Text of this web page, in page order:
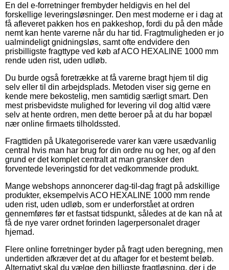
En del e-forretninger frembyder heldigvis en hel del
forskellige leveringsløsninger. Den mest moderne er i dag at
få afleveret pakken hos en pakkeshop, fordi du på den måde
nemt kan hente varerne når du har tid. Fragtmuligheden er jo
ualmindeligt gnidningsløs, samt ofte endvidere den
prisbilligste fragttype ved køb af ACO HEXALINE 1000 mm
rende uden rist, uden udløb.
Du burde også foretrække at få varerne bragt hjem til dig
selv eller til din arbejdsplads. Metoden viser sig gerne en
kende mere bekostelig, men samtidig særligt smart. Den
mest prisbevidste mulighed for levering vil dog altid være
selv at hente ordren, men dette beroer på at du har bopæl
nær online firmaets tilholdssted.
Fragttiden på Ukategoriserede varer kan være usædvanlig
central hvis man har brug for din ordre nu og her, og af den
grund er det komplet centralt at man gransker den
forventede leveringstid for det vedkommende produkt.
Mange webshops annoncerer dag-til-dag fragt på adskillige
produkter, eksempelvis ACO HEXALINE 1000 mm rende
uden rist, uden udløb, som er underforstået at ordren
gennemføres før et fastsat tidspunkt, således at de kan nå at
få de nye varer ordnet forinden lagerpersonalet drager
hjemad.
Flere online forretninger byder på fragt uden beregning, men
undertiden afkræver det at du aftager for et bestemt beløb.
Alternativt skal du vælge den billigste fragtløsning, der i de